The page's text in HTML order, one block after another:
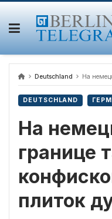
Skip
content
Deutschland На немецко-
DEUTSCHLAND
На
границе
плиток